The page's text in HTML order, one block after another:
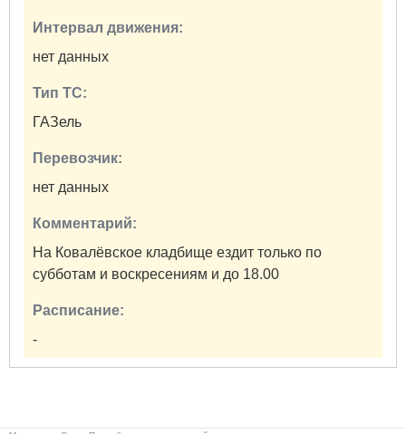
Интервал движения:
нет данных
Тип ТС:
ГАЗель
Перевозчик:
нет данных
Комментарий:
На Ковалёвское кладбище ездит только по
субботам и воскресениям и до 18.00
Расписание:
-